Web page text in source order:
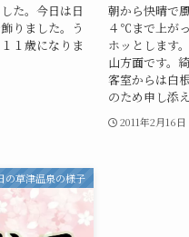
た。今日は日
りました。う
１歳になりま
朝から快晴で
４℃まで上が
ホッとします
山方面です。
客室からは白
のため申し添
2011年2月16日
の草津温泉の様子